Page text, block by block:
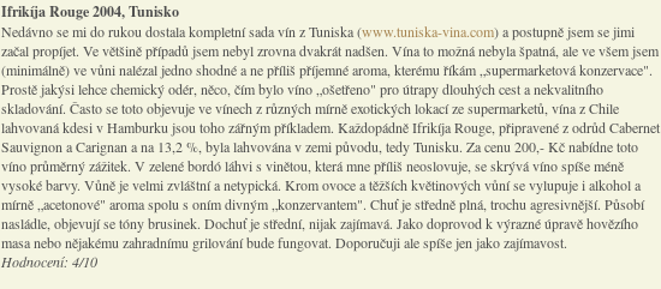
Ifrikíja Rouge 2004, Tunisko
Nedávno se mi do rukou dostala kompletní sada vín z Tuniska (www.tuniska-vina.com) a postupně jsem se jimi
začal propíjet. Ve většině případů jsem nebyl zrovna dvakrát nadšen. Vína to možná nebyla špatná, ale ve všem jsem
(minimálně) ve vůni nalézal jedno shodné a ne příliš příjemné aroma, kterému říkám „supermarketová konzervace".
Prostě jakýsi lehce chemický odér, něco, čím bylo víno „ošetřeno" pro útrapy dlouhých cest a nekvalitního
skladování. Často se toto objevuje ve vínech z různých mírně exotických lokací ze supermarketů, vína z Chile
lahvovaná kdesi v Hamburku jsou toho zářným příkladem. Každopádně Ifrikíja Rouge, připravené z odrůd Cabernet
Sauvignon a Carignan a na 13,2 %, byla lahvována v zemi původu, tedy Tunisku. Za cenu 200,- Kč nabídne toto
víno průměrný zážitek. V zelené bordó láhvi s vinětou, která mne příliš neoslovuje, se skrývá víno spíše méně
vysoké barvy. Vůně je velmi zvláštní a netypická. Krom ovoce a těžších květinových vůní se vylupuje i alkohol a
mírně „acetonové" aroma spolu s oním divným „konzervantem". Chuť je středně plná, trochu agresivnější. Působí
nasládle, objevují se tóny brusinek. Dochuť je střední, nijak zajímavá. Jako doprovod k výrazné úpravě hovězího
masa nebo nějakému zahradnímu grilování bude fungovat. Doporučuji ale spíše jen jako zajímavost.
Hodnocení: 4/10